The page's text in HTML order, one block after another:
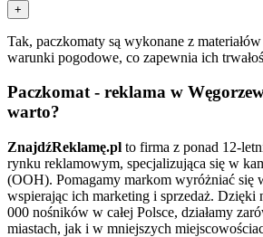
+
Tak, paczkomaty są wykonane z
warunki pogodowe, co zapewnia ich
Paczkomat - reklama w
warto?
ZnajdźReklamę.pl to firma z ponad 12-
rynku reklamowym, specjalizująca się w
(OOH). Pomagamy markom wyróżniać się
wspierając ich marketing i sprzedaż. Dzięki
000 nośników w całej Polsce, działamy
miastach, jak i w mniejszych